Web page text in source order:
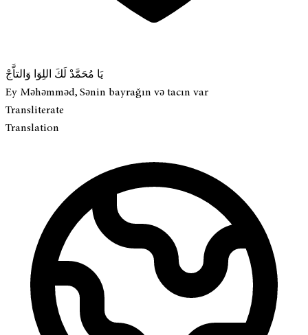
يَا مُحَمَّدْ لَكَ اللِوَا وَالتاَّجْ
Ey Məhəmməd, Sənin bayrağın və tacın var
Transliterate
Translation